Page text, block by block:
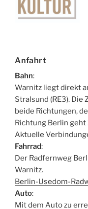
Anfahrt
Bahn:
Warnitz liegt direkt
Stralsund (RE3). Die
beide Richtungen,
Richtung Berlin geht
Aktuelle
Fahrrad:
Der Radfernweg
Warnitz.
Berlin-Usedom-
Auto:
Mit dem Auto zu